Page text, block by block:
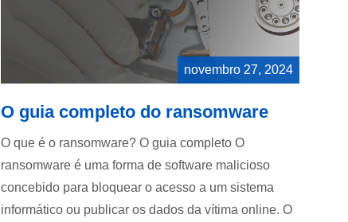
novembro 27, 2024
O guia completo do ransomware
O que é o ransomware? O guia completo O
ransomware é uma forma de software malicioso
concebido para bloquear o acesso a um sistema
informático ou publicar os dados da vítima online. O